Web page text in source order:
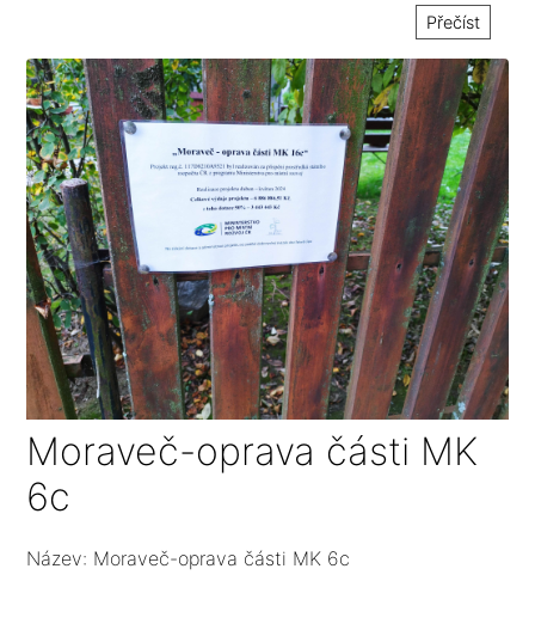
Přečíst
Moraveč-oprava části MK
6c
Název: Moraveč-oprava části MK 6c